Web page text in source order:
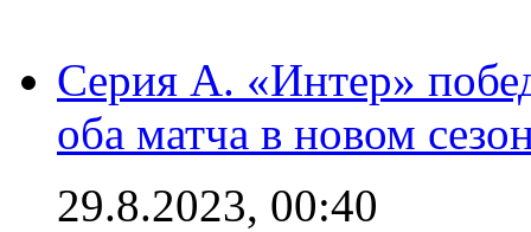
Серия А. «Интер»
оба матча в новом
29.8.2023, 00:40